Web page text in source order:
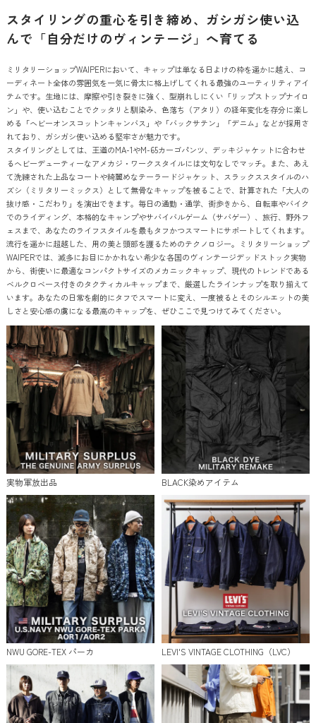
スタイリングの重心を引き締め、ガシガシ使い込
んで「自分だけのヴィンテージ」へ育てる
ミリタリーショップWAIPERにおいて、キャップは単なる日よけの枠を遥かに越え、コ
ーディネート全体の雰囲気を一気に骨太に格上げしてくれる最強のユーティリティアイ
テムです。生地には、摩擦や引き裂きに強く、型崩れしにくい「リップストップナイロ
ン」や、使い込むことでクッタリと馴染み、色落ち（アタリ）の経年変化を存分に楽し
める「ヘビーオンスコットンキャンバス」や「バックサテン」「デニム」などが採用さ
れており、ガシガシ使い込める堅牢さが魅力です。
スタイリングとしては、王道のMA-1やM-65カーゴパンツ、デッキジャケットに合わせ
るヘビーデューティーなアメカジ・ワークスタイルには文句なしでマッチ。また、あえ
て洗練された上品なコートや綺麗めなテーラードジャケット、スラックススタイルのハ
ズシ（ミリタリーミックス）として無骨なキャップを被ることで、計算された「大人の
抜け感・こだわり」を演出できます。毎日の通勤・通学、街歩きから、自転車やバイク
でのライディング、本格的なキャンプやサバイバルゲーム（サバゲー）、旅行、野外フ
ェスまで、あなたのライフスタイルを最もタフかつスマートにサポートしてくれます。
流行を遥かに超越した、用の美と頭部を護るためのテクノロジー。ミリタリーショップ
WAIPERでは、滅多にお目にかかれない希少な各国のヴィンテージデッドストック実物
から、街使いに最適なコンパクトサイズのメカニックキャップ、現代のトレンドである
ベルクロベース付きのタクティカルキャップまで、厳選したラインナップを取り揃えて
います。あなたの日常を劇的にタフでスマートに変え、一度被るとそのシルエットの美
しさと安心感の虜になる最高のキャップを、ぜひここで見つけてみてください。
実物軍放出品 BLACK染めアイテム
NWU GORE-TEX パーカ LEVI'S VINTAGE CLOTHING（LVC）